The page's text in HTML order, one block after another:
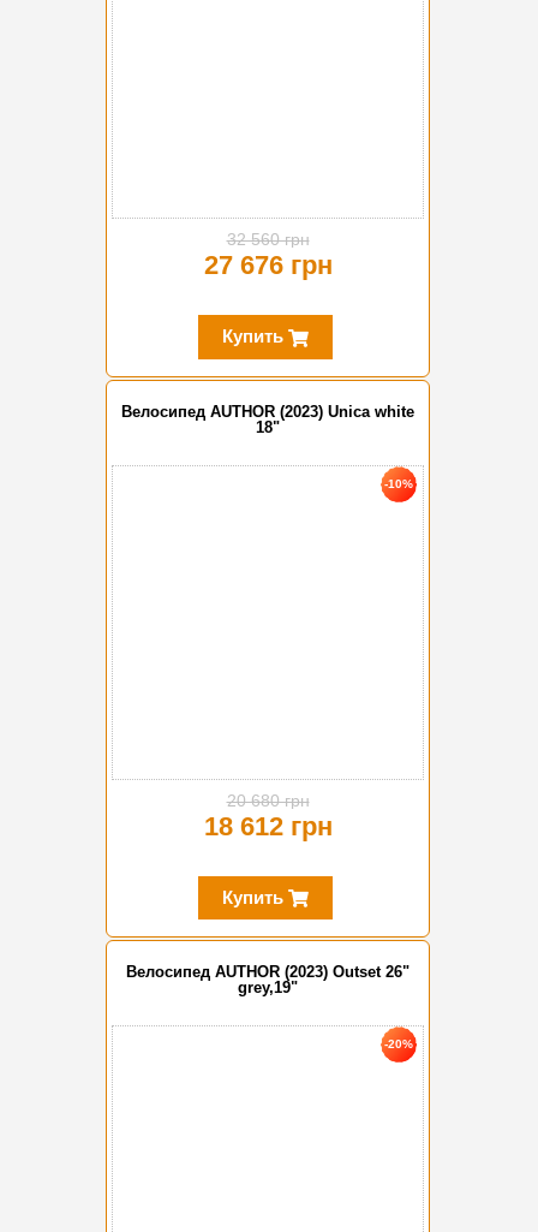
32 560 грн
27 676 грн
Купить
Велосипед AUTHOR (2023) Unica white
18"
-10%
20 680 грн
18 612 грн
Купить
Велосипед AUTHOR (2023) Outset 26"
grey,19"
-20%